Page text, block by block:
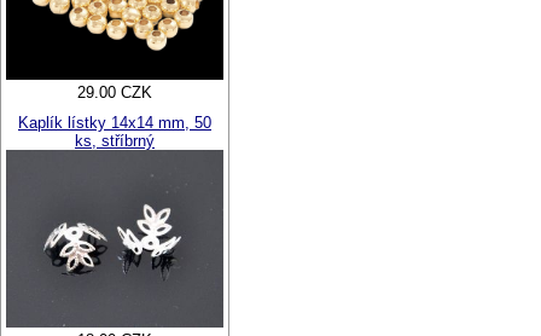
29.00 CZK
Kaplík lístky 14x14 mm, 50
ks, stříbrný